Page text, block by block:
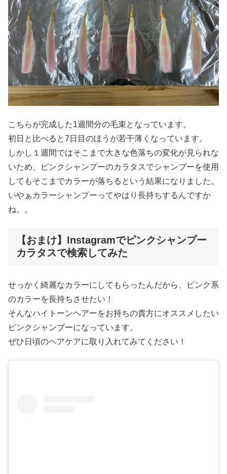
こちらが完成した1週間分の毛束となっています。
初日と比べると7日目のほうが若干薄くなっています。
しかし１週間ではそこまで大きな色落ちの変化が見られな
いため、ピンクシャンプーのカラタスでシャンプーを使用
してもそこまでカラーが落ちるという結果になりました。
いやぁカラーシャンプーってやはり長持ちするんですか
ね。。
【おまけ】Instagramでピンクシャンプー
カラタスで検索してみた
せっかく綺麗なカラーにしてもらったんだから、ピンク系
のカラーを長持ちさせたい！
そんなハイトーンヘアーをお持ちの貴方にオススメしたい
ピンクシャンプーになっています。
ぜひ日頃のヘアケアに取り入れてみてください！